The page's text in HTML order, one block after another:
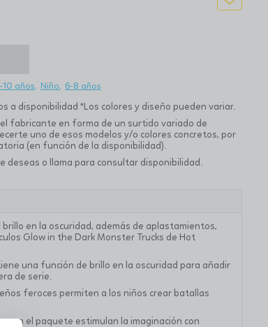
10 años Niño 6-8 años
a disponibilidad *Los colores y diseño pueden variar.
el fabricante en forma de un surtido variado de
uno de esos modelos y/o colores concretos, por
(en función de la disponibilidad).
deseas o llama para consultar disponibilidad.
en la oscuridad, además de aplastamientos,
Glow in the Dark Monster Trucks de Hot
una función de brillo en la oscuridad para añadir
de serie.
feroces permiten a los niños crear batallas
en el paquete estimulan la imaginación con